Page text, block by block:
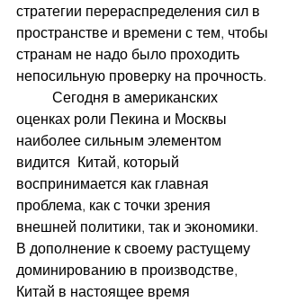
стратегии перераспределения сил в
пространстве и времени с тем, чтобы
странам не надо было проходить
непосильную проверку на прочность.
оценках роли Пекина и Москвы
наиболее сильным элементом
видится  Китай, который
воспринимается как главная
проблема, как с точки зрения
внешней политики, так и экономики.
В дополнение к своему растущему
доминированию в производстве,
Китай в настоящее время